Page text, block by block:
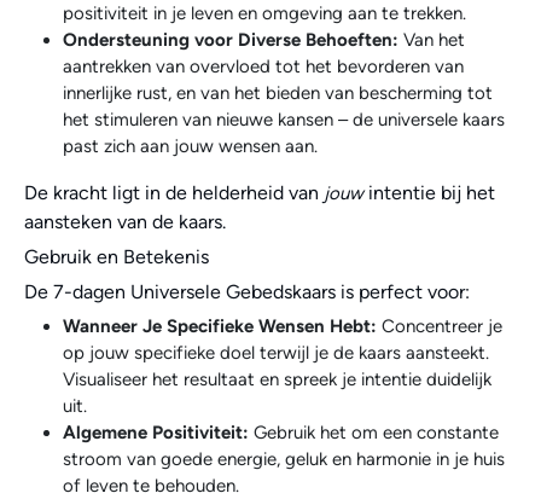
positiviteit in je leven en omgeving aan te trekken.
Ondersteuning voor Diverse Behoeften: Van het
aantrekken van overvloed tot het bevorderen van
innerlijke rust, en van het bieden van bescherming tot
het stimuleren van nieuwe kansen – de universele kaars
past zich aan jouw wensen aan.
De kracht ligt in de helderheid van jouwintentie bij het
aansteken van de kaars.
Gebruik en Betekenis
De 7-dagen Universele Gebedskaars is perfect voor:
Wanneer Je Specifieke Wensen Hebt: Concentreer je
op jouw specifieke doel terwijl je de kaars aansteekt.
Visualiseer het resultaat en spreek je intentie duidelijk
uit.
Algemene Positiviteit: Gebruik het om een constante
stroom van goede energie, geluk en harmonie in je huis
of leven te behouden.